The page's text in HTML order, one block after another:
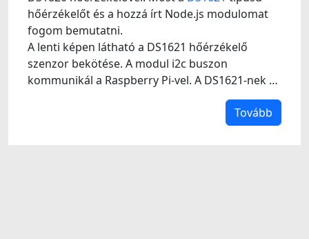
hőérzékelőt és a hozzá írt Node.js modulomat
fogom bemutatni.
A lenti képen látható a DS1621 hőérzékelő
szenzor bekötése. A modul i2c buszon
kommunikál a Raspberry Pi-vel. A DS1621-nek …
Tovább